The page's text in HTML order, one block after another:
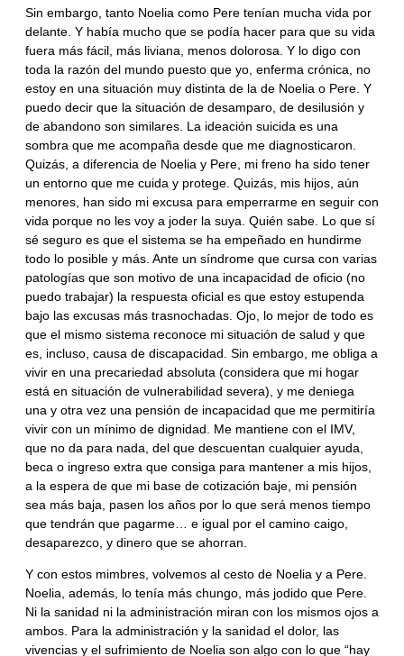
Sin embargo, tanto Noelia como Pere tenían mucha vida por
delante. Y había mucho que se podía hacer para que su vida
fuera más fácil, más liviana, menos dolorosa. Y lo digo con
toda la razón del mundo puesto que yo, enferma crónica, no
estoy en una situación muy distinta de la de Noelia o Pere. Y
puedo decir que la situación de desamparo, de desilusión y
de abandono son similares. La ideación suicida es una
sombra que me acompaña desde que me diagnosticaron.
Quizás, a diferencia de Noelia y Pere, mi freno ha sido tener
un entorno que me cuida y protege. Quizás, mis hijos, aún
menores, han sido mi excusa para emperrarme en seguir con
vida porque no les voy a joder la suya. Quién sabe. Lo que sí
sé seguro es que el sistema se ha empeñado en hundirme
todo lo posible y más. Ante un síndrome que cursa con varias
patologías que son motivo de una incapacidad de oficio (no
puedo trabajar) la respuesta oficial es que estoy estupenda
bajo las excusas más trasnochadas. Ojo, lo mejor de todo es
que el mismo sistema reconoce mi situación de salud y que
es, incluso, causa de discapacidad. Sin embargo, me obliga a
vivir en una precariedad absoluta (considera que mi hogar
está en situación de vulnerabilidad severa), y me deniega
una y otra vez una pensión de incapacidad que me permitiría
vivir con un mínimo de dignidad. Me mantiene con el IMV,
que no da para nada, del que descuentan cualquier ayuda,
beca o ingreso extra que consiga para mantener a mis hijos,
a la espera de que mi base de cotización baje, mi pensión
sea más baja, pasen los años por lo que será menos tiempo
que tendrán que pagarme… e igual por el camino caigo,
desaparezco, y dinero que se ahorran.
Y con estos mimbres, volvemos al cesto de Noelia y a Pere.
Noelia, además, lo tenía más chungo, más jodido que Pere.
Ni la sanidad ni la administración miran con los mismos ojos a
ambos. Para la administración y la sanidad el dolor, las
vivencias y el sufrimiento de Noelia son algo con lo que “hay